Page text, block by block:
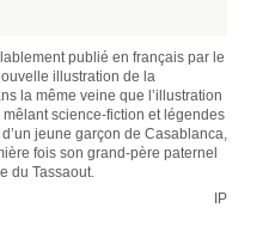
publié en français par le
illustration de la
la même veine que l’illustration
science-fiction et légendes
jeune garçon de Casablanca,
fois son grand-père paternel
du Tassaout.
IP